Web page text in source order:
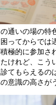
通いの場の特
ってからでは
極的に参加さ
けれど、こう
てもらえるの
意識の高さが